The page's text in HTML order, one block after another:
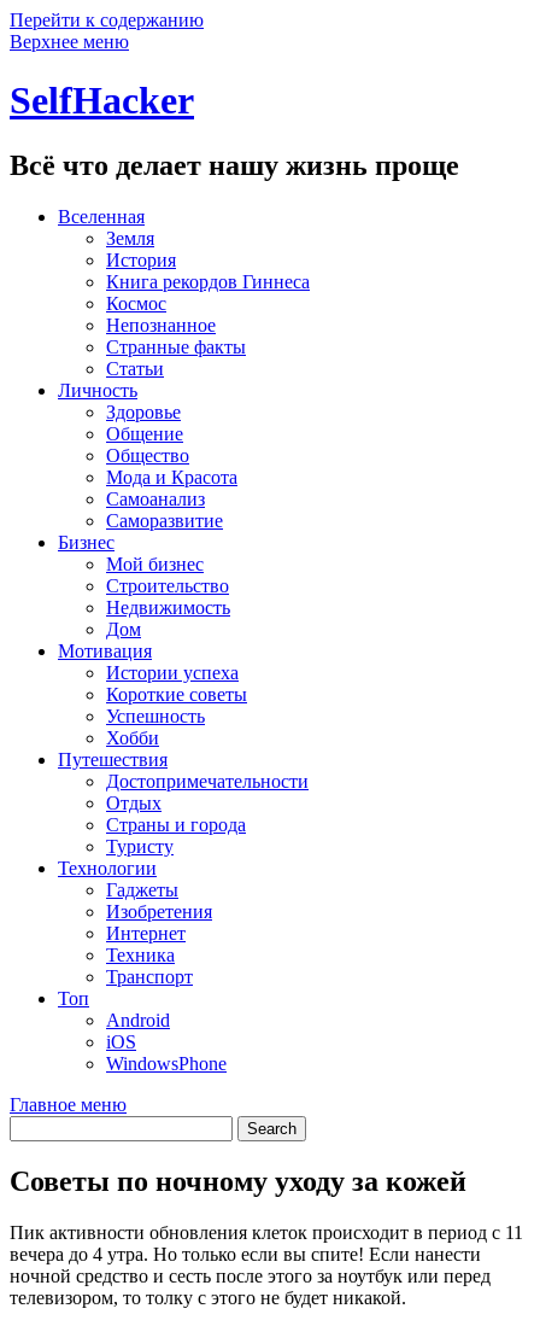
Перейти к содержанию
Верхнее меню
SelfHacker
Всё что делает нашу жизнь проще
Вселенная
Земля
История
Книга рекордов Гиннеса
Космос
Непознанное
Странные факты
Статьи
Личность
Здоровье
Общение
Общество
Мода и Красота
Самоанализ
Саморазвитие
Бизнес
Мой бизнес
Строительство
Недвижимость
Дом
Мотивация
Истории успеха
Короткие советы
Успешность
Хобби
Путешествия
Достопримечательности
Отдых
Страны и города
Туристу
Технологии
Гаджеты
Изобретения
Интернет
Техника
Транспорт
Топ
Android
iOS
WindowsPhone
Главное меню
Советы по ночному уходу за кожей
Пик активности обновления клеток происходит в период с 11
вечера до 4 утра. Но только если вы спите! Если нанести
ночной средство и сесть после этого за ноутбук или перед
телевизором, то толку с этого не будет никакой.